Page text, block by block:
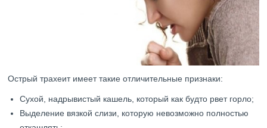
Острый трахеит имеет такие отличительные признаки:
Сухой, надрывистый кашель, который как будто рвет горло;
Выделение вязкой слизи, которую невозможно полностью